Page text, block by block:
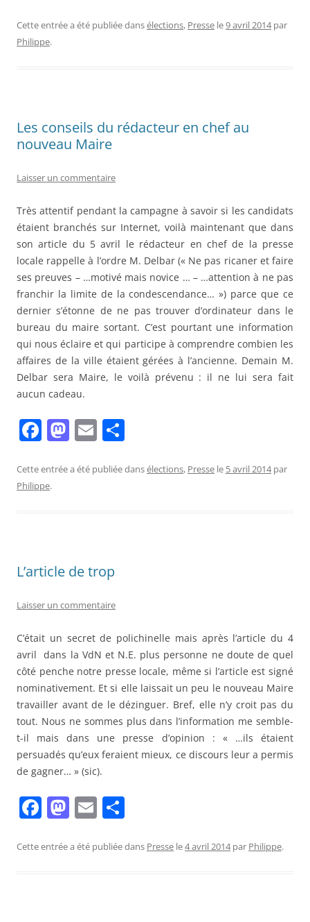
c
e
o
k
st
n
ai ta
Cette entrée a été publiée dansélections, Presse le9 avril 2014 par
Philippe.
Les conseils du rédacteur en chef au
nouveau Maire
Laisser un commentaire
Très attentif pendant la campagne à savoir si les candidats
étaient branchés sur Internet, voilà maintenant que dans
son article du 5 avril le rédacteur en chef de la presse
locale rappelle à l’ordre M. Delbar (« Ne pas ricaner et faire
ses preuves – …motivé mais novice … – …attention à ne pas
franchir la limite de la condescendance… ») parce que ce
dernier s’étonne de ne pas trouver d’ordinateur dans le
bureau du maire sortant. C’est pourtant une information
qui nous éclaire et qui participe à comprendre combien les
affaires de la ville étaient gérées à l’ancienne. Demain M.
Delbar sera Maire, le voilà prévenu : il ne lui sera fait
aucun cadeau.
F
c
e
o
k
M
st
n
E
ai ta
Cette entrée a été publiée dansélections, Presse le 5 avril 2014 par
Philippe.
L’article de trop
Laisser un commentaire
C’était un secret de polichinelle mais après l’article du 4
avril dans la VdN et N.E. plus personne ne doute de quel
côté penche notre presse locale, même si l’article est signé
nominativement. Et si elle laissait un peu le nouveau Maire
travailler avant de le dézinguer. Bref, elle n’y croit pas du
tout. Nous ne sommes plus dans l’information me semble-
t-il mais dans une presse d’opinion : « …ils étaient
persuadés qu’eux feraient mieux, ce discours leur a permis
de gagner… » (sic).
F
c
M
st
E
ai ta
Cette entrée a été publiée dans Presse le4 avril 2014 par Philippe.